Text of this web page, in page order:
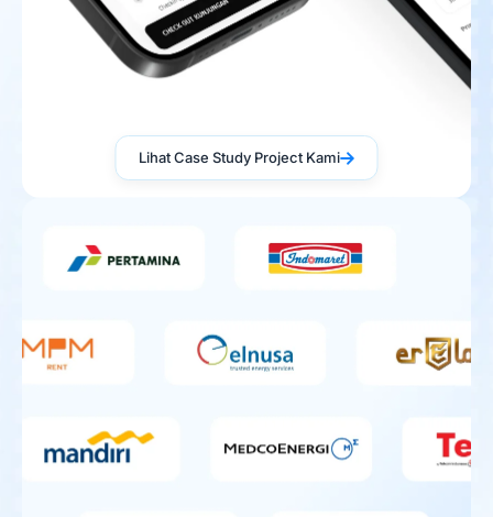
Lihat Case Study Project Kami